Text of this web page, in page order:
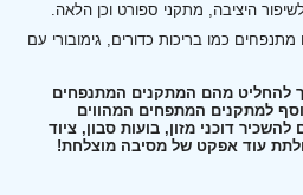
היציבה, מתקני ספורט וכן הלאה.
כמו בריכות כדורים, גימובורי עם
לך להחליט מהם המתקנים המתנפחים
למתקנים המתפחים המהווים
דוכני מזון, בועות סבון, ציוד
עוד אפקט של מסיבה מוצלחת!